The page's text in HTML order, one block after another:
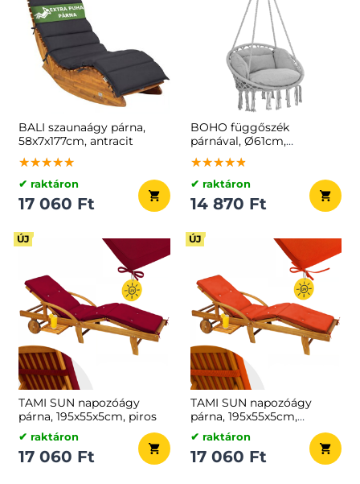
BALI szaunaágy párna,
58x7x177cm, antracit
★★★★★
★★★★★
★★★★★
✔ raktáron
17 060 Ft
BOHO függőszék
párnával, Ø61cm,
világosszürke
★★★★★
★★★★★
★★★★★
✔ raktáron
14 870 Ft
ÚJ
TAMI SUN napozóágy
párna, 195x55x5cm, piros
✔ raktáron
17 060 Ft
ÚJ
TAMI SUN napozóágy
párna, 195x55x5cm,
narancs
✔ raktáron
17 060 Ft